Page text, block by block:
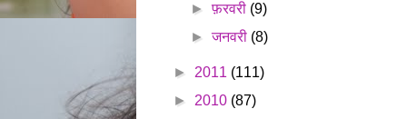
►फ़रवरी (9)
►जनवरी (8)
► 2011 (111)
► 2010 (87)